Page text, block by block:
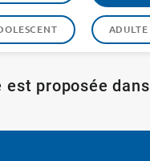
ADULTE
proposée